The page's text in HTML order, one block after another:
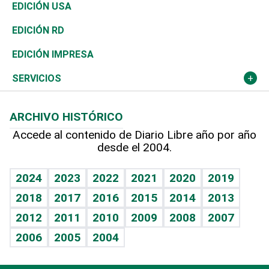
África
Ocenanía
Caribe
Resto del mundo
Vivienda
Telecom.
Global y variable
Economía personal
Buena Vida
Sociales
Novedades
Podcast Arte Libre
Hablando con el pediatra
Vida y familia
Eñe
Celebrando la vida
Sin complejos
Ciclismo
Tenis
Olimpismo
Más deportes
Línea de hit
TBT Deportivo
En Directo
Frente al Statu Quo
El Espía
Noticiero Poteleche
Lecturas
Tecnología
Historia
Martes de tecnología
Cambio climático
Economía
Revista
Deportes
Opinión
Hecho en casa
Guía del dinero
EDICIÓN USA
EDICIÓN RD
EDICIÓN IMPRESA
SERVICIOS
Cumpleaños
Horóscopos
Juegos
ARCHIVO HISTÓRICO
Accede al contenido de Diario Libre año por año
desde el 2004.
2024 2023 2022 2021 2020
2019
2018
2017 2016 2015 2014
2013
2012
2011 2010 2009 2008
2007
2006
2005 2004